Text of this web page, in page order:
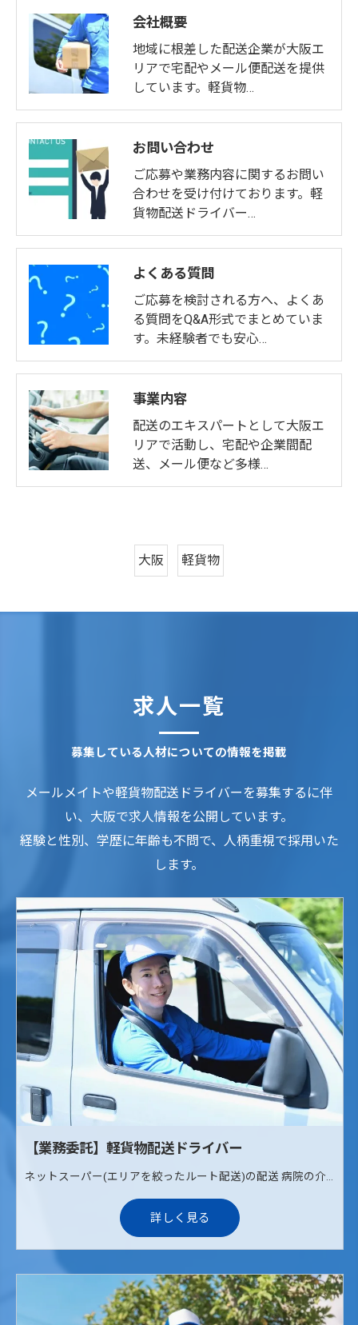
会社概要
地域に根差した配送企業が大阪エ
リアで宅配やメール便配送を提供
しています。軽貨物…
お問い合わせ
ご応募や業務内容に関するお問い
合わせを受け付けております。軽
貨物配送ドライバー…
よくある質問
ご応募を検討される方へ、よくあ
る質問をQ&A形式でまとめていま
す。未経験者でも安心…
事業内容
配送のエキスパートとして大阪エ
リアで活動し、宅配や企業間配
送、メール便など多様…
大阪 軽貨物
募集している人材についての情報を掲載
求人一覧
メールメイトや軽貨物配送ドライバーを募集するに伴
い、大阪で求人情報を公開しています。
経験と性別、学歴に年齢も不問で、人柄重視で採用いた
します。
【業務委託】軽貨物配送ドライバー
ネットスーパー(エリアを絞ったルート配送)の配送 病院の介護治療食の配送(ルート配送) 《配送エリア》 枚方、寝屋川、交野
詳しく見る